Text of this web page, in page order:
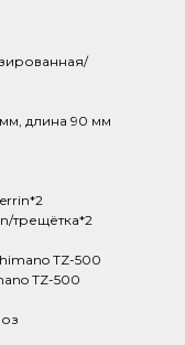
длина 90 мм
трещётка*2
TZ-500
TZ-500